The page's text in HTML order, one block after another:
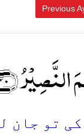
Previous
﴿۴۰﴾
تو جان